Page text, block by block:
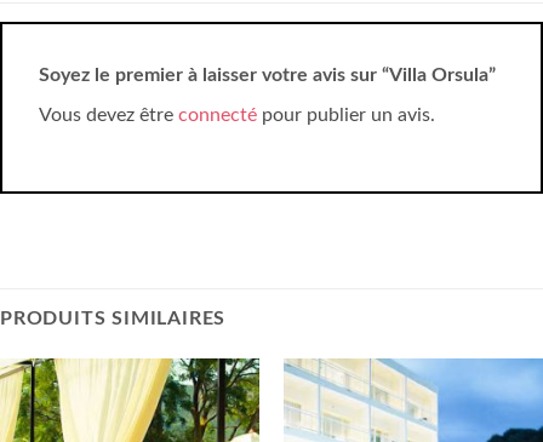
Soyez le premier à laisser votre avis sur “Villa Orsula”
Vous devez être connecté pour publier un avis.
PRODUITS SIMILAIRES